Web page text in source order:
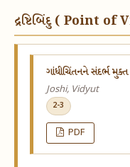
દ્રષ્ટિબિંદુ ( Point of
ગાંધીચિંતનને સંદર્ભ
Joshi, Vidyut
2-3
PDF